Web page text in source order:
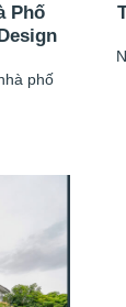
Phố
phố